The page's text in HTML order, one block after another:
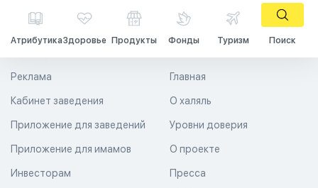
АтрибутикаЗдоровье Продукты Фонды Туризм Поиск
Главная
О халяль
Уровни доверия
Реклама
Кабинет заведения
Приложение для заведений
Приложение для имамов О проекте
Пресса
Инвесторам